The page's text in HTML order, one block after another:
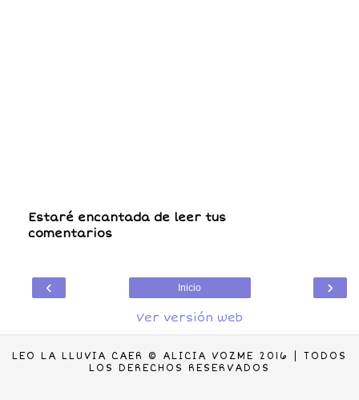
Estaré encantada de leer tus
comentarios
‹ ›
Inicio
Ver versión web
LEO LA LLUVIA CAER © ALICIA VOZME 2016 | TODOS
LOS DERECHOS RESERVADOS